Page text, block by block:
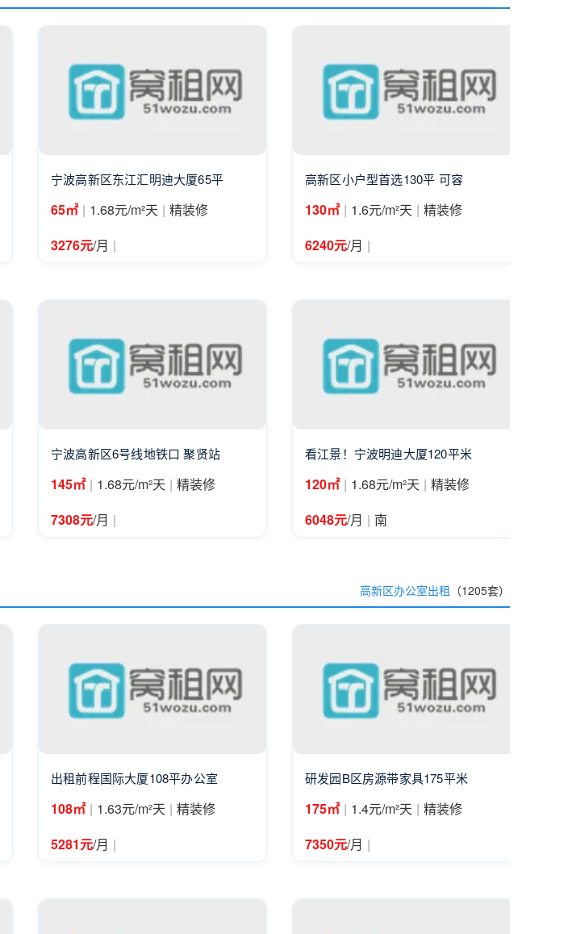
宁波高新区东江汇明迪大厦65平
65㎡ | 1.68元/m²天 | 精装修
3276元/月 |
高新区小户型首选130平 可容
130㎡ | 1.6元/m²天 | 精装修
6240元/月 |
宁波高新区6号线地铁口 聚贤站
145㎡ | 1.68元/m²天 | 精装修
7308元/月 |
看江景！宁波明迪大厦120平米
120㎡ | 1.68元/m²天 | 精装修
6048元/月 | 南
高新区办公室出租 （1205套）
出租前程国际大厦108平办公室
108㎡ | 1.63元/m²天 | 精装修
5281元/月 |
研发园B区房源带家具175平米
175㎡ | 1.4元/m²天 | 精装修
7350元/月 |